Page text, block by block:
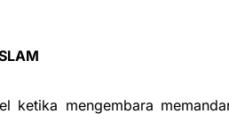
ketika mengembara